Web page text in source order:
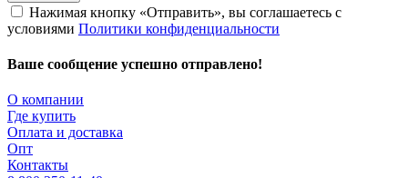
Нажимая кнопку «Отправить», вы соглашаетесь с
условиями Политики конфиденциальности
Ваше сообщение успешно отправлено!
О компании
Где купить
Оплата и доставка
Опт
Контакты